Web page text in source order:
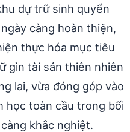
dự trữ sinh quyển
càng hoàn thiện,
thực hóa mục tiêu
gìn tài sản thiên nhiên
lai, vừa đóng góp vào
học toàn cầu trong bối
khắc nghiệt.